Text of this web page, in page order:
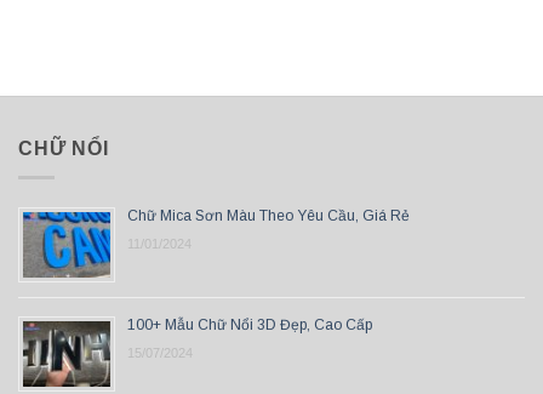
CHỮ NỔI
Chữ Mica Sơn Màu Theo Yêu Cầu, Giá Rẻ
11/01/2024
100+ Mẫu Chữ Nổi 3D Đẹp, Cao Cấp
15/07/2024